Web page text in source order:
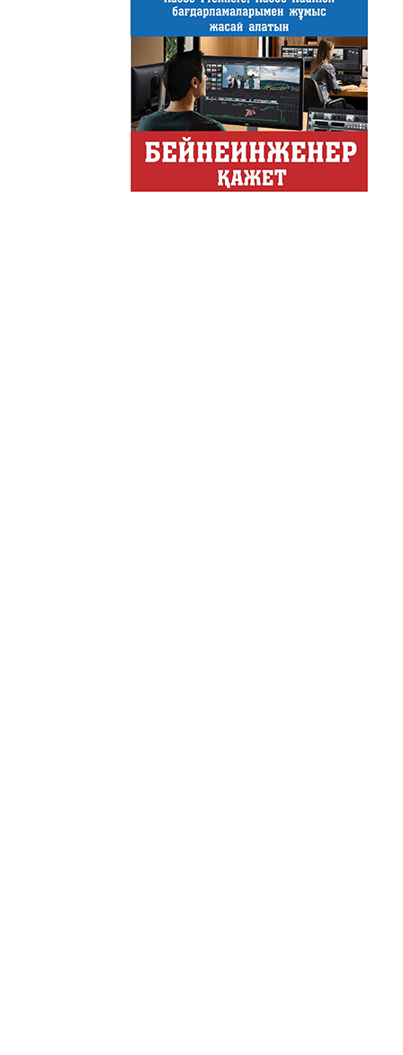
Только факты
Программа «Только
неделе в ...
Твое Утро
Твое Утро
Декоративные